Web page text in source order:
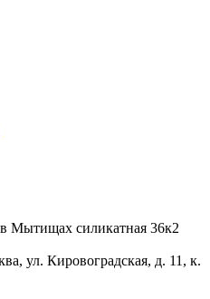
Мытищах силикатная 36к2
Кировоградская, д. 11, к.